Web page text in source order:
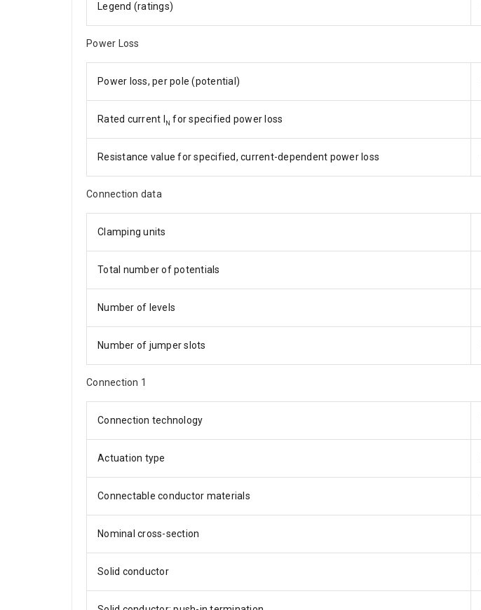
Legend (ratings)
Power Loss
Power loss, per pole (potential)
Rated current I N for specified power loss
Resistance value for specified, current-dependent power loss
Connection data
Clamping units
Total number of potentials
Number of levels
Number of jumper slots
Connection 1
Connection technology
Actuation type
Connectable conductor materials
Nominal cross-section
Solid conductor